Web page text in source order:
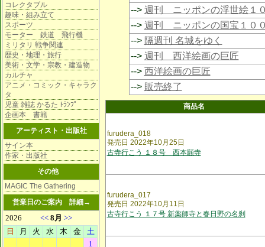
コレクタブル
趣味・組み立て
スポーツ
モーター 鉄道 飛行機
ミリタリ 戦争関連
歴史・地理・旅行
美術・文学・宗教・建造物
カルチャ
アニメ・コミック・キャラク
タ
児童 雑誌 かるた ﾄﾗﾝﾌﾟ
企画本 書籍
アーティスト・出版社
サイン本
作家・出版社
その他
MAGIC The Gathering
営業日のご案内 詳細→
--> 週刊 ニッポンの浮世絵１
--> 週刊 ニッポンの国宝１０
--> 隔週刊 名城をゆく
--> 週刊 西洋絵画の巨匠
--> 西洋絵画の巨匠
--> 販売終了
商品名
furudera_018
発売日 2022年10月25日
古寺行こう １８号 西本願寺
furudera_017
発売日 2022年10月11日
古寺行こう １７号 新薬師寺と春日野の名刹